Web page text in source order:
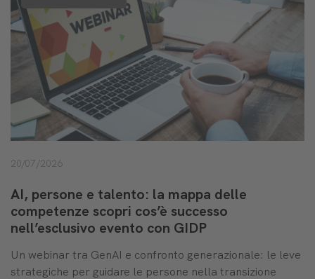
20/07/2026
AI, persone e talento: la mappa delle
competenze scopri cos’è successo
nell’esclusivo evento con GIDP
Un webinar tra GenAI e confronto generazionale: le leve
strategiche per guidare le persone nella transizione